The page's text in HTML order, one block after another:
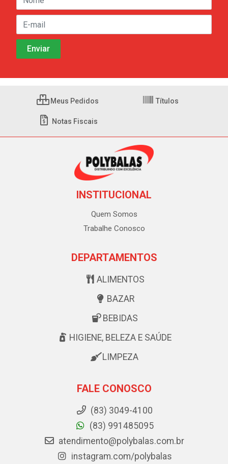
Meus Pedidos Títulos
Notas Fiscais
INSTITUCIONAL
Quem Somos
Trabalhe Conosco
DEPARTAMENTOS
ALIMENTOS
BAZAR
BEBIDAS
HIGIENE, BELEZA E SAÚDE
LIMPEZA
FALE CONOSCO
(83) 3049-4100
(83) 991485095
atendimento@polybalas.com.br
instagram.com/polybalas